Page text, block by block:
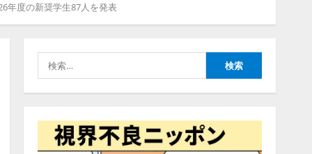
年度の新奨学生87人を発表
索:
は26.8％。AI導入企業の
入・活用は「上手くいって
4
ナレッジワーク、AIエンジ
ニア油井 誠（@myui）が入
ントOS」「営業領域の業界
特化LLM」の開発とAI研究
開発をリード